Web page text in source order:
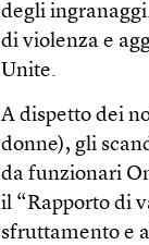
degli
di violenza e
Unite.
A dispetto dei
donne), gli
da funzionari
il “Rapporto di
sfruttamento e